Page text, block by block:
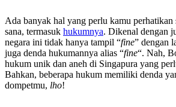
Ada banyak hal yang perlu kamu
sana, termasuk hukumnya. Dikenal dengan
negara ini tidak hanya tampil “fine” dengan
juga denda hukumannya alias “fine“. Nah,
hukum unik dan aneh di Singapura yang
Bahkan, beberapa hukum memiliki denda
dompetmu, lho!